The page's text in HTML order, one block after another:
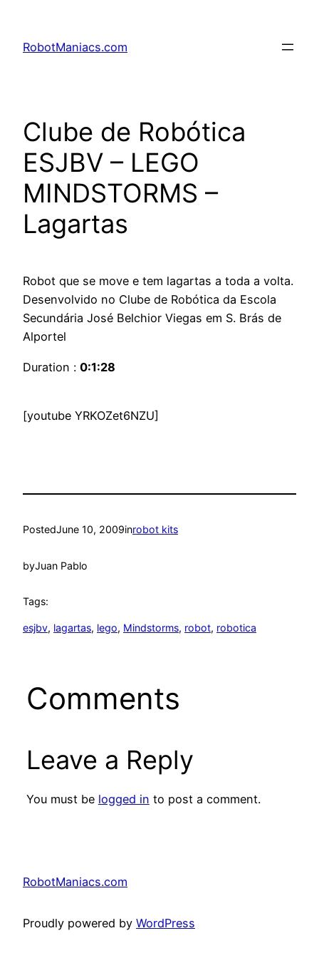
RobotManiacs.com
Clube de Robótica
ESJBV – LEGO
MINDSTORMS –
Lagartas
Robot que se move e tem lagartas a toda a volta.
Desenvolvido no Clube de Robótica da Escola
Secundária José Belchior Viegas em S. Brás de
Alportel
Duration : 0:1:28
[youtube YRKOZet6NZU]
PostedJune 10, 2009inrobot kits
byJuan Pablo
Tags:
esjbv, lagartas, lego, Mindstorms, robot, robotica
Comments
Leave a Reply
You must be logged in to post a comment.
RobotManiacs.com
Proudly powered by WordPress